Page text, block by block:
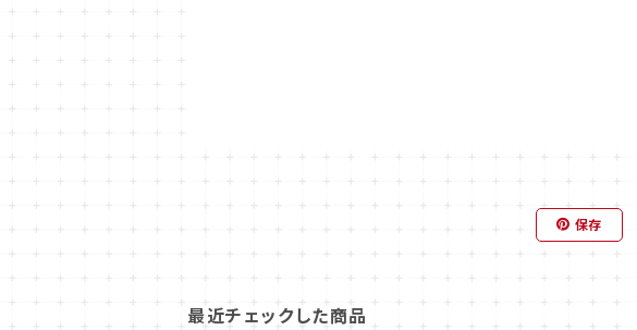
保存
最近チェックした商品